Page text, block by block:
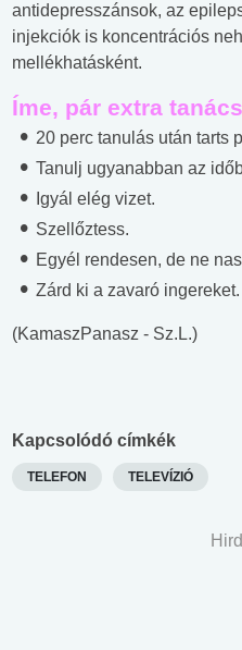
antidepresszánsok, az
injekciók is koncentrációs
mellékhatásként.
Íme, pár extra
20 perc tanulás után tarts
Tanulj ugyanabban az
Igyál elég vizet.
Szellőztess.
Egyél rendesen, de ne
Zárd ki a zavaró ingereket.
(KamaszPanasz - Sz.L.)
Kapcsolódó címkék
TELEFON TELEVÍZIÓ